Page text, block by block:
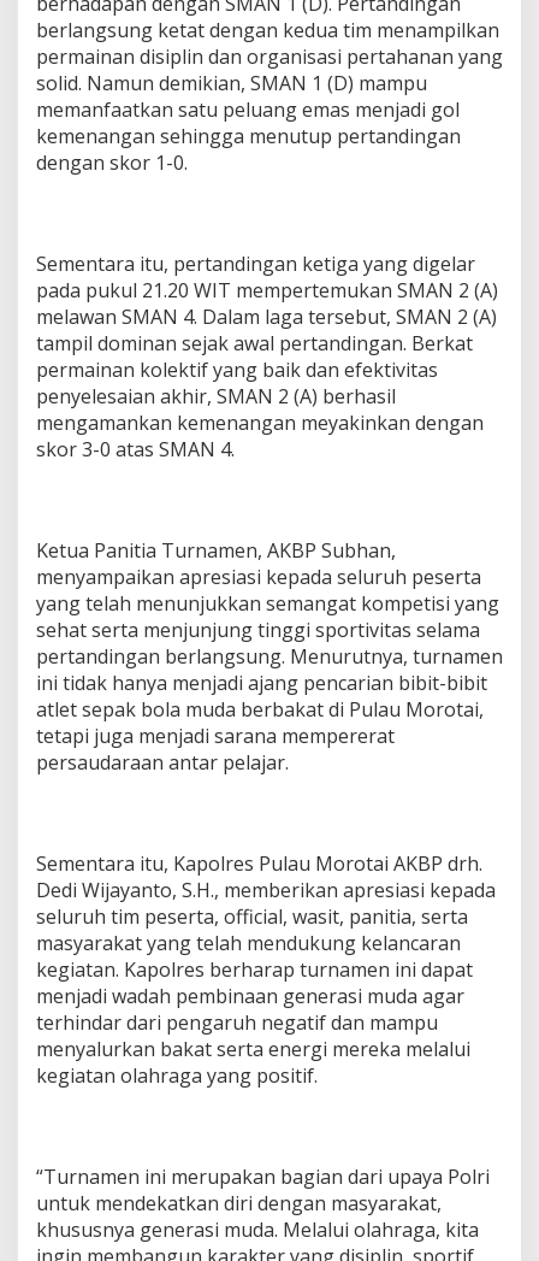
berlangsung ketat dengan kedua tim menampilkan
permainan disiplin dan organisasi pertahanan yang
solid. Namun demikian, SMAN 1 (D) mampu
memanfaatkan satu peluang emas menjadi gol
kemenangan sehingga menutup pertandingan
dengan skor 1-0.
Sementara itu, pertandingan ketiga yang digelar
pada pukul 21.20 WIT mempertemukan SMAN 2 (A)
melawan SMAN 4. Dalam laga tersebut, SMAN 2 (A)
tampil dominan sejak awal pertandingan. Berkat
permainan kolektif yang baik dan efektivitas
penyelesaian akhir, SMAN 2 (A) berhasil
mengamankan kemenangan meyakinkan dengan
skor 3-0 atas SMAN 4.
Ketua Panitia Turnamen, AKBP Subhan,
menyampaikan apresiasi kepada seluruh peserta
yang telah menunjukkan semangat kompetisi yang
sehat serta menjunjung tinggi sportivitas selama
pertandingan berlangsung. Menurutnya, turnamen
ini tidak hanya menjadi ajang pencarian bibit-bibit
atlet sepak bola muda berbakat di Pulau Morotai,
tetapi juga menjadi sarana mempererat
persaudaraan antar pelajar.
Sementara itu, Kapolres Pulau Morotai AKBP drh.
Dedi Wijayanto, S.H., memberikan apresiasi kepada
seluruh tim peserta, official, wasit, panitia, serta
masyarakat yang telah mendukung kelancaran
kegiatan. Kapolres berharap turnamen ini dapat
menjadi wadah pembinaan generasi muda agar
terhindar dari pengaruh negatif dan mampu
menyalurkan bakat serta energi mereka melalui
kegiatan olahraga yang positif.
“Turnamen ini merupakan bagian dari upaya Polri
untuk mendekatkan diri dengan masyarakat,
khususnya generasi muda. Melalui olahraga, kita